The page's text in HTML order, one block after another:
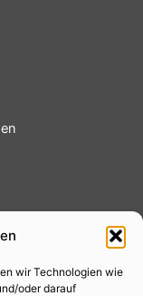
wir Technologien wie
oder darauf